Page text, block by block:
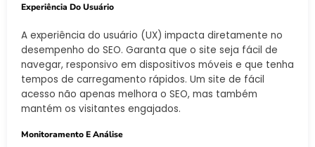
Experiência Do Usuário
A experiência do usuário (UX) impacta diretamente no
desempenho do SEO. Garanta que o site seja fácil de
navegar, responsivo em dispositivos móveis e que tenha
tempos de carregamento rápidos. Um site de fácil
acesso não apenas melhora o SEO, mas também
mantém os visitantes engajados.
Monitoramento E Análise